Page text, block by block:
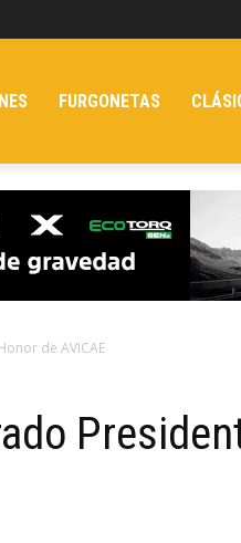
FURGONETAS
de AVICAE